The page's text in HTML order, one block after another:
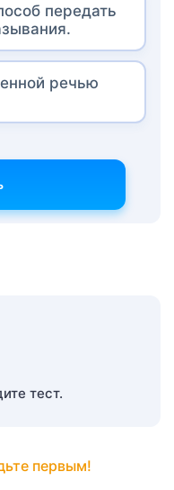
передать
речью
тест.
первым!